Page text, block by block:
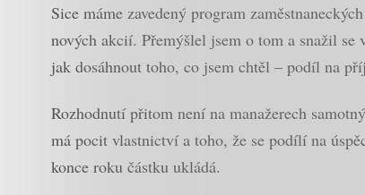
Sice máme zavedený program
nových akcií. Přemýšlel jsem o tom a snažil
jak dosáhnout toho, co jsem chtěl – podíl na
Rozhodnutí přitom není na manažerech
má pocit vlastnictví a toho, že se podílí na
konce roku částku ukládá.